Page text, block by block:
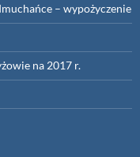
– wypożyczenie
na 2017 r.